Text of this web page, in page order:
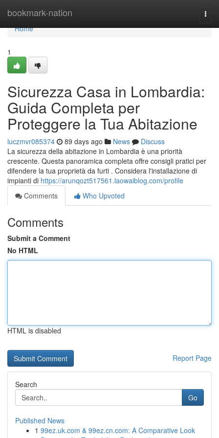
bookmark-nation
Home
Home
1
Sicurezza Casa in Lombardia:
Guida Completa per
Proteggere la Tua Abitazione
luczmvr085374 89 days ago News
Discuss
La sicurezza della abitazione in Lombardia è una priorità
crescente. Questa panoramica completa offre consigli pratici per
difendere la tua proprietà da furti . Considera l'installazione di
impianti di https://arunqozt517561.laowaiblog.com/profile
Comments
Who Upvoted
Comments
Submit a Comment
No HTML
HTML is disabled
Report Page
Search
Go
Published News
1 99ez.uk.com & 99ez.cn.com: A Comparative Look